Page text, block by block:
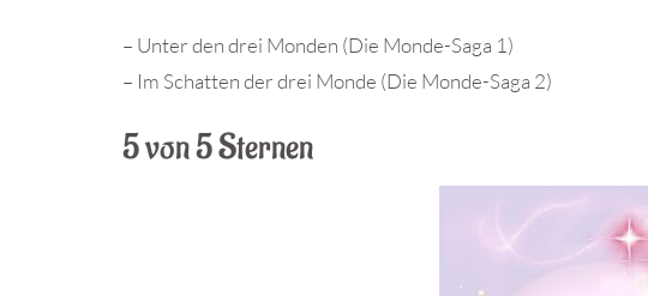
– Unter den drei Monden (Die Monde-Saga 1)
– Im Schatten der drei Monde (Die Monde-Saga 2)
5 von 5 Sternen